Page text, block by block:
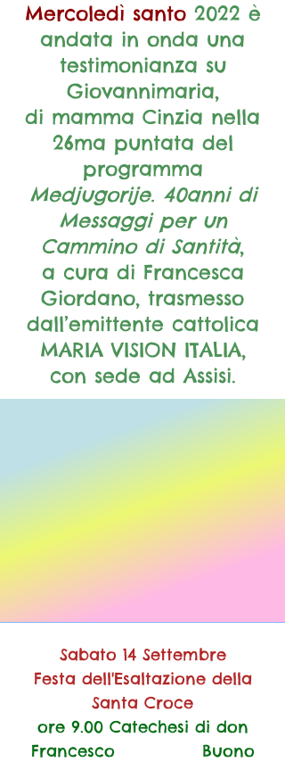
Mercoledì santo2022 è
andata in onda una
testimonianza su
Giovannimaria,
di mamma Cinzia nella
26ma puntata del
programma
Medjugorije. 40anni di
Messaggi per un
Cammino di Santità,
a cura di Francesca
Giordano, trasmesso
dall’emittente cattolica
MARIA VISION ITALIA,
con sede ad Assisi.
Sabato 14 Settembre
Festa dell'Esaltazione della
Santa Croce
ore 9.00 Catechesi di don
Francesco Buono